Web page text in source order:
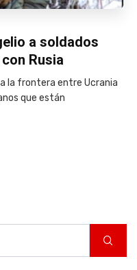
a soldados
Rusia
la frontera entre Ucrania
que están